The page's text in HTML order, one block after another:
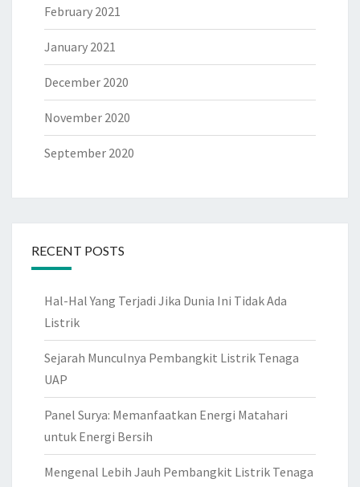
February 2021
January 2021
December 2020
November 2020
September 2020
RECENT POSTS
Hal-Hal Yang Terjadi Jika Dunia Ini Tidak Ada
Listrik
Sejarah Munculnya Pembangkit Listrik Tenaga
UAP
Panel Surya: Memanfaatkan Energi Matahari
untuk Energi Bersih
Mengenal Lebih Jauh Pembangkit Listrik Tenaga